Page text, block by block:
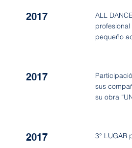
2017
ALL
profesional
pequeño
2017
sus
su obra
2017 3° LUGAR